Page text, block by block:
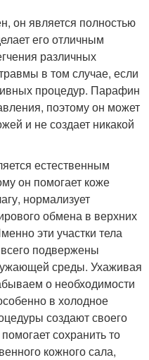
он является полностью
его отличным
различных
в том случае, если
процедур. Парафин
поэтому он может
и не создает никакой
естественным
он помогает коже
нормализует
обмена в верхних
эти участки тела
подвержены
среды. Ухаживая
о необходимости
в холодное
создают своего
сохранить то
кожного сала,